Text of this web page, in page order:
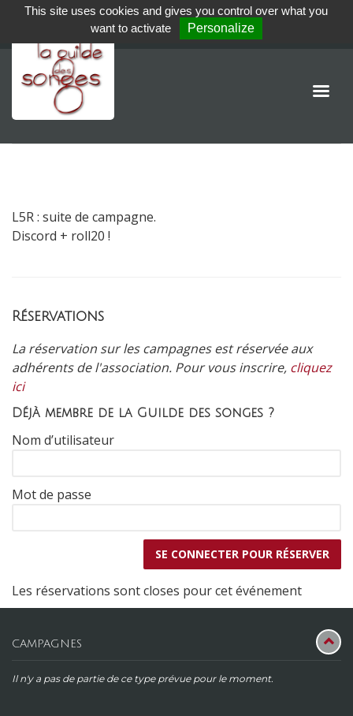
L5R : suite de campagne.
Discord + roll20 !
Réservations
La réservation sur les campagnes est réservée aux
adhérents de l'association. Pour vous inscrire, cliquez
ici
Déjà membre de la Guilde des songes ?
Nom d’utilisateur
Mot de passe
Les réservations sont closes pour cet événement
CAMPAGNES
Il n'y a pas de partie de ce type prévue pour le moment.
This site uses cookies and gives you control over what you
want to activate
Personalize